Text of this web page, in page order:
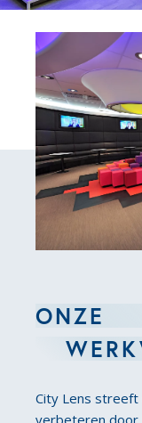
ONZE
City Lens streeft
verbeteren door